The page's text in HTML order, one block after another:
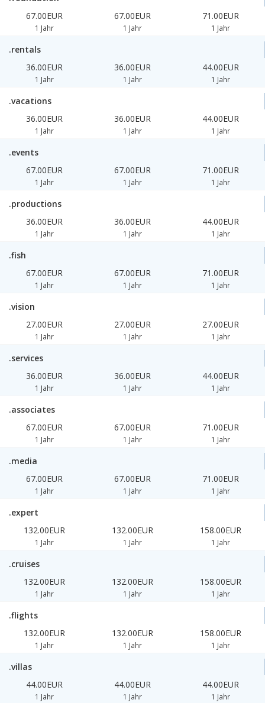
67.00EUR
1 Jahr
67.00EUR
1 Jahr
71.00EUR
1 Jahr
.rentals
36.00EUR
1 Jahr
36.00EUR
1 Jahr
44.00EUR
1 Jahr
.vacations
36.00EUR
1 Jahr
36.00EUR
1 Jahr
44.00EUR
1 Jahr
.events
67.00EUR
1 Jahr
67.00EUR
1 Jahr
71.00EUR
1 Jahr
.productions
36.00EUR
1 Jahr
36.00EUR
1 Jahr
44.00EUR
1 Jahr
.fish
67.00EUR
1 Jahr
67.00EUR
1 Jahr
71.00EUR
1 Jahr
.vision
27.00EUR
1 Jahr
27.00EUR
1 Jahr
27.00EUR
1 Jahr
.services
36.00EUR
1 Jahr
36.00EUR
1 Jahr
44.00EUR
1 Jahr
.associates
67.00EUR
1 Jahr
67.00EUR
1 Jahr
71.00EUR
1 Jahr
.media
67.00EUR
1 Jahr
67.00EUR
1 Jahr
71.00EUR
1 Jahr
.expert
132.00EUR
1 Jahr
132.00EUR
1 Jahr
158.00EUR
1 Jahr
.cruises
132.00EUR
1 Jahr
132.00EUR
1 Jahr
158.00EUR
1 Jahr
.flights
132.00EUR
1 Jahr
132.00EUR
1 Jahr
158.00EUR
1 Jahr
.villas
44.00EUR
1 Jahr
44.00EUR
1 Jahr
44.00EUR
1 Jahr